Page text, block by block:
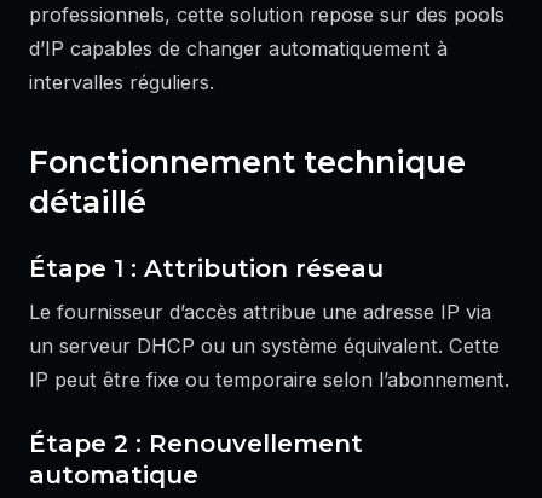
professionnels, cette solution repose sur des pools
d’IP capables de changer automatiquement à
intervalles réguliers.
Fonctionnement technique
détaillé
Étape 1 : Attribution réseau
Le fournisseur d’accès attribue une adresse IP via
un serveur DHCP ou un système équivalent. Cette
IP peut être fixe ou temporaire selon l’abonnement.
Étape 2 : Renouvellement
automatique